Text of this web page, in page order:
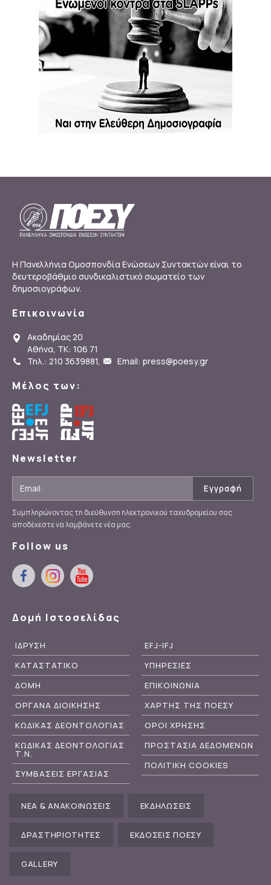
Η Πανελλήνια Ομοσπονδία Ενώσεων Συντακτών είναι το
δευτεροβάθμιο συνδικαλιστικό σωματείο των
δημοσιογράφων.
Επικοινωνία
Ακαδημίας 20
Αθήνα, ΤΚ: 106 71
Τηλ.: 210 3639881, Email: press@poesy.gr
Μέλος των:
Newsletter
Συμπληρώνοντας τη διεύθυνση ηλεκτρονικού ταχυδρομείου σας
αποδέχεστε να λαμβάνετε νέα μας.
Follow us
Δομή Ιστοσελίδας
ΙΔΡΥΣΗ
ΚΑΤΑΣΤΑΤΙΚΟ
ΔΟΜΗ
ΟΡΓΑΝΑ ΔΙΟΙΚΗΣΗΣ
ΚΩΔΙΚΑΣ ΔΕΟΝΤΟΛΟΓΙΑΣ
ΚΩΔΙΚΑΣ ΔΕΟΝΤΟΛΟΓΙΑΣ
Τ.Ν.
ΣΥΜΒΑΣΕΙΣ ΕΡΓΑΣΙΑΣ
EFJ-IFJ
ΥΠΗΡΕΣΙΕΣ
ΕΠΙΚΟΙΝΩΝΙΑ
ΧΑΡΤΗΣ ΤΗΣ ΠΟΕΣΥ
ΟΡΟΙ ΧΡΗΣΗΣ
ΠΡΟΣΤΑΣΙΑ ΔΕΔΟΜΕΝΩΝ
ΠΟΛΙΤΙΚΗ COOKIES
ΝΕΑ & ΑΝΑΚΟΙΝΩΣΕΙΣ ΕΚΔΗΛΩΣΕΙΣ
ΔΡΑΣΤΗΡΙΟΤΗΤΕΣ ΕΚΔΟΣΕΙΣ ΠΟΕΣΥ
GALLERY